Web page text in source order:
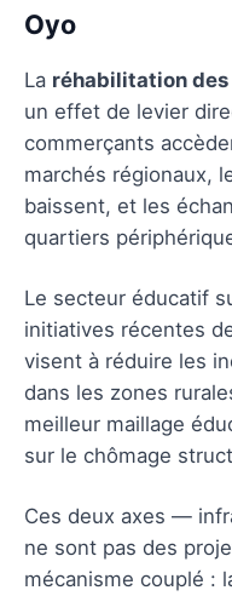
Oyo
La réhabilitation
un effet de levier
commerçants
marchés régionaux,
baissent, et les
quartiers
Le secteur éducatif
initiatives récentes
visent à réduire les
dans les zones
meilleur maillage
sur le chômage
Ces deux axes —
ne sont pas des
mécanisme couplé :